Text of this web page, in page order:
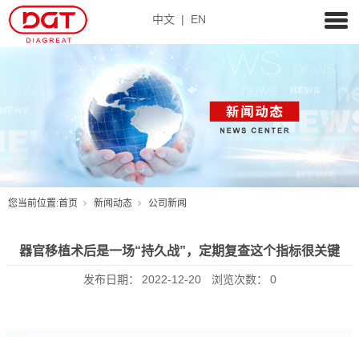
中文 | EN
您当前位置:首页 新闻动态 公司新闻
器官移植术后是一场“持久战”，定期复查这个指标很关键
发布日期： 2022-12-20 浏览次数： 0